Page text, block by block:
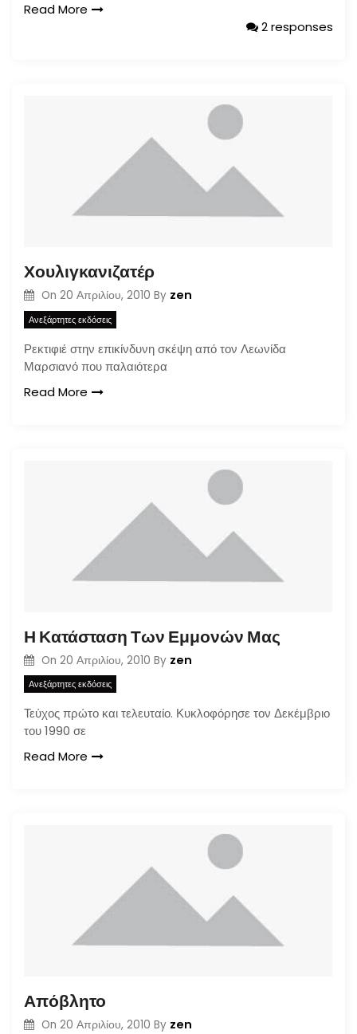
Read More
2 responses
Χουλιγκανιζατέρ
On 20 Απριλίου, 2010 By zen
Ανεξάρτητες εκδόσεις
Ρεκτιφιέ στην επικίνδυνη σκέψη από τον Λεωνίδα
Μαρσιανό που παλαιότερα
Read More
Η Κατάσταση Των Εμμονών Μας
On 20 Απριλίου, 2010 By zen
Ανεξάρτητες εκδόσεις
Τεύχος πρώτο και τελευταίο. Κυκλοφόρησε τον Δεκέμβριο
του 1990 σε
Read More
Απόβλητο
On 20 Απριλίου, 2010 By zen